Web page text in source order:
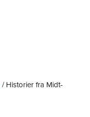
/ Historier fra Midt-